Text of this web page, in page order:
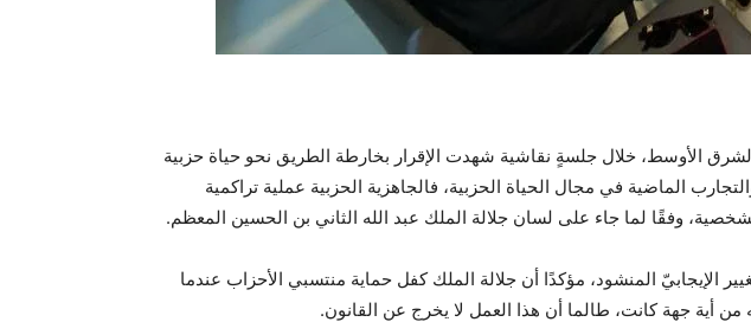
الأوسط، خلال جلسةٍ نقاشية شهدت الإقرار بخارطة الطريق نحو حياة حزبية
الماضية في مجال الحياة الحزبية، فالجاهزية الحزبية عملية تراكمية
وفقًا لما جاء على لسان جلالة الملك عبد الله الثاني بن الحسين المعظم.
الإيجابيّ المنشود، مؤكدًا أن جلالة الملك كفل حماية منتسبي الأحزاب عندما
من أية جهة كانت، طالما أن هذا العمل لا يخرج عن القانون.